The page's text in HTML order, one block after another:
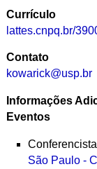
Currículo
lattes.cnpq.br/
Contato
kowarick@usp.br
Informações
Eventos
São Paulo -